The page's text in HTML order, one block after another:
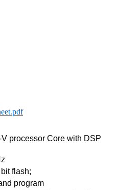
processor Core with DSP
flash;
program